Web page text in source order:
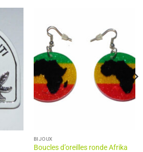
BIJOUX
Boucles d’oreilles ronde Afrika